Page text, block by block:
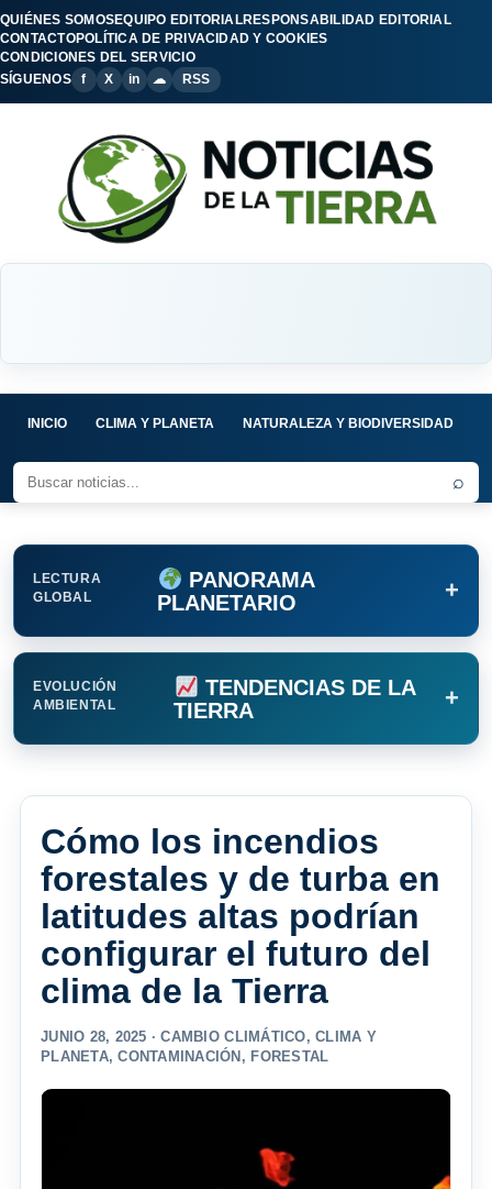
QUIÉNES SOMOSEQUIPO EDITORIALRESPONSABILIDAD EDITORIAL
CONTACTOPOLÍTICA DE PRIVACIDAD Y COOKIES
CONDICIONES DEL SERVICIO
SÍGUENOS
f X in ☁ RSS
INICIO CLIMA Y PLANETA NATURALEZA Y BIODIVERSIDAD
⌕
LECTURA
GLOBAL
PANORAMA
PLANETARIO
+
EVOLUCIÓN
AMBIENTAL
TENDENCIAS DE LA
TIERRA
+
Cómo los incendios
forestales y de turba en
latitudes altas podrían
configurar el futuro del
clima de la Tierra
JUNIO 28, 2025 ·CAMBIO CLIMÁTICO,CLIMA Y
PLANETA,CONTAMINACIÓN , FORESTAL